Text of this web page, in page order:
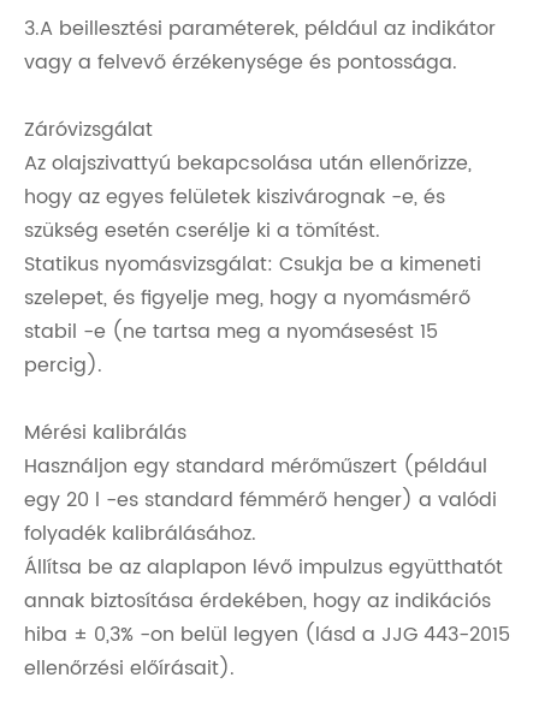
3.A beillesztési paraméterek, például az indikátor
vagy a felvevő érzékenysége és pontossága.
Záróvizsgálat
Az olajszivattyú bekapcsolása után ellenőrizze,
hogy az egyes felületek kiszivárognak -e, és
szükség esetén cserélje ki a tömítést.
Statikus nyomásvizsgálat: Csukja be a kimeneti
szelepet, és figyelje meg, hogy a nyomásmérő
stabil -e (ne tartsa meg a nyomásesést 15
percig).
Mérési kalibrálás
Használjon egy standard mérőműszert (például
egy 20 l -es standard fémmérő henger) a valódi
folyadék kalibrálásához.
Állítsa be az alaplapon lévő impulzus együtthatót
annak biztosítása érdekében, hogy az indikációs
hiba ± 0,3% -on belül legyen (lásd a JJG 443-2015
ellenőrzési előírásait).